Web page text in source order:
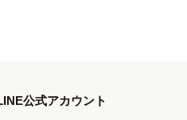
公式アカウント